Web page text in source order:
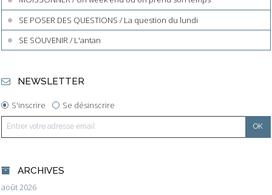
SE POSER DES QUESTIONS / La question du lundi
SE SOUVENIR / L'antan
NEWSLETTER
S'inscrire Se désinscrire
ARCHIVES
août 2026